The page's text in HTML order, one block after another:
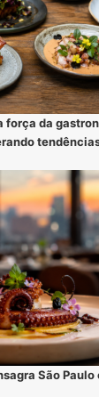
força da
São